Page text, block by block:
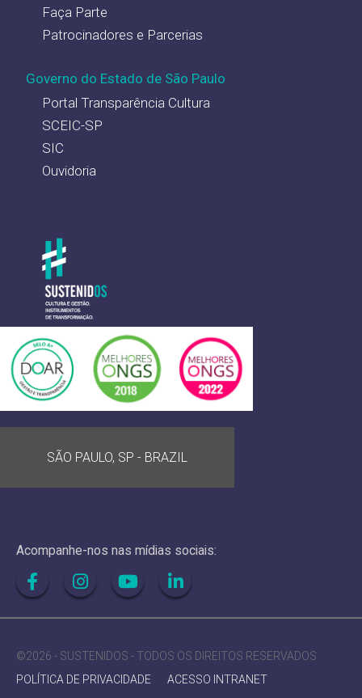
Faça Parte
Patrocinadores e Parcerias
Governo do Estado de São Paulo
Portal Transparência Cultura
SCEIC-SP
SIC
Ouvidoria
SÃO PAULO, SP - BRAZIL
Acompanhe-nos nas mídias sociais:
©2026 - SUSTENIDOS - TODOS OS DIREITOS RESERVADOS
POLÍTICA DE PRIVACIDADE
ACESSO INTRANET